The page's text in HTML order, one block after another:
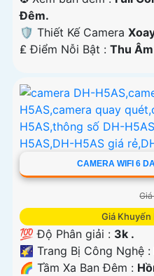
Ðêm.
🛡 Thiết Kế Camera
️₤ Điểm Nỗi Bật : Thu
CAMERA WIFI 6
Giá Khuyến
💯 Độ Phân giải : 3k .
🌠 Trang Bị Công Nghệ :
🌈 Tầm Xa Ban Đêm :